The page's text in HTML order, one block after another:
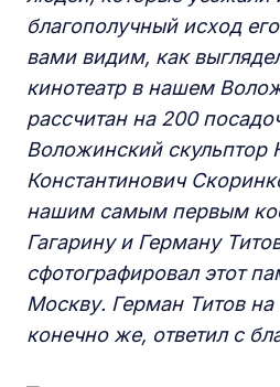
благополучный исход
вами видим, как
кинотеатр в нашем
рассчитан на 200
Воложинский скульптор
Константинович
нашим самым первым
Гагарину и Герману
сфотографировал этот
Москву. Герман Титов на
конечно же, ответил с